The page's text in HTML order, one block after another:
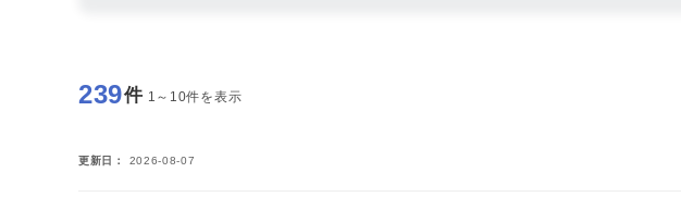
239件 1～10件を表示
更新日 2026-08-07